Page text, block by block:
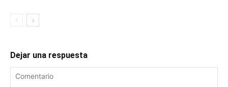
Dejar una respuesta